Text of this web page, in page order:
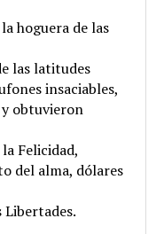
hoguera de las
las latitudes
insaciables,
obtuvieron
Felicidad,
del alma, dólares
Libertades.